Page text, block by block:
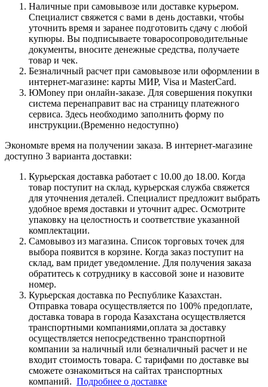
Наличные при самовывозе или доставке курьером.
Специалист свяжется с вами в день доставки, чтобы
уточнить время и заранее подготовить сдачу с любой
купюры. Вы подписываете товаросопроводительные
документы, вносите денежные средства, получаете
товар и чек.
Безналичный расчет при самовывозе или оформлении в
интернет-магазине: карты МИР, Visa и MasterCard.
ЮMoney при онлайн-заказе. Для совершения покупки
система перенаправит вас на страницу платежного
сервиса. Здесь необходимо заполнить форму по
инструкции.(Временно недоступно)
Экономьте время на получении заказа. В интернет-магазине
доступно 3 варианта доставки:
Курьерская доставка работает с 10.00 до 18.00. Когда
товар поступит на склад, курьерская служба свяжется
для уточнения деталей. Специалист предложит выбрать
удобное время доставки и уточнит адрес. Осмотрите
упаковку на целостность и соответствие указанной
комплектации.
Самовывоз из магазина. Список торговых точек для
выбора появится в корзине. Когда заказ поступит на
склад, вам придет уведомление. Для получения заказа
обратитесь к сотруднику в кассовой зоне и назовите
номер.
Курьерская доставка по Республике Казахстан.
Отправка товара осуществляется по 100% предоплате,
доставка товара в города Казахстана осуществляется
транспортными компаниями,оплата за доставку
осуществляется непосредственно транспортной
компании за наличный или безналичный расчет и не
входит стоимость товара. С тарифами по доставке вы
сможете ознакомиться на сайтах транспортных
компаний. Подробнее о доставке